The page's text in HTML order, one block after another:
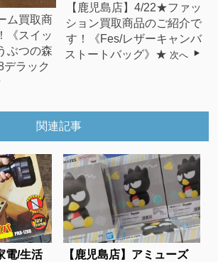
ム買取商
《スイッ
ぶつの森
デラック
【鹿児島店】4/22★ファッ
ション買取商品のご紹介で
す！《Fes/レザーキャンバ
ストートバッグ》★ 次へ
関連記事
電/生活
【鹿児島店】アミューズ